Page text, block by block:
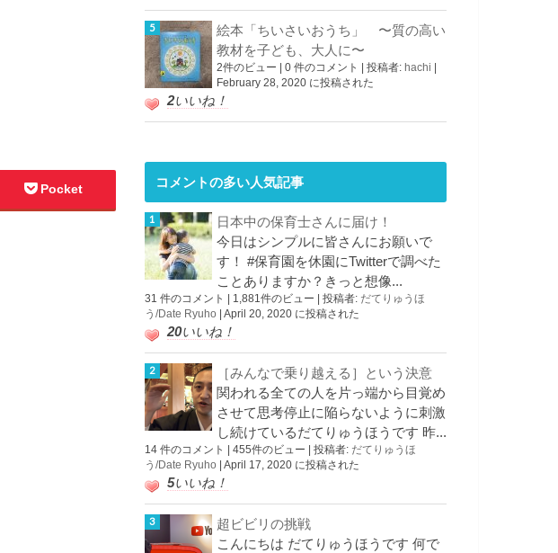
Pocket
絵本「ちいさいおうち」 〜質の高い
教材を子ども、大人に〜
2件のビュー | 0 件のコメント | 投稿者: hachi |
February 28, 2020 に投稿された
2いいね！
コメントの多い人気記事
日本中の保育士さんに届け！
今日はシンプルに皆さんにお願いで
す！ #保育園を休園にTwitterで調べた
ことありますか？きっと想像...
31 件のコメント | 1,881件のビュー | 投稿者: だてりゅうほ
う/Date Ryuho | April 20, 2020 に投稿された
20いいね！
［みんなで乗り越える］という決意
関われる全ての人を片っ端から目覚め
させて思考停止に陥らないように刺激
し続けているだてりゅうほうです 昨...
14 件のコメント 455件のビュー 投稿者: だてりゅうほ
う/Date Ryuho
April 17, 2020 に投稿された
5いいね！
超ビビリの挑戦
こんにちは だてりゅうほうです 何で